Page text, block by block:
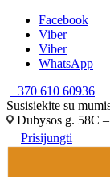
Facebook
Viber
Viber
WhatsApp
+370 610 60936
Susisiekite su
Dubysos g. 58C
Prisijungti